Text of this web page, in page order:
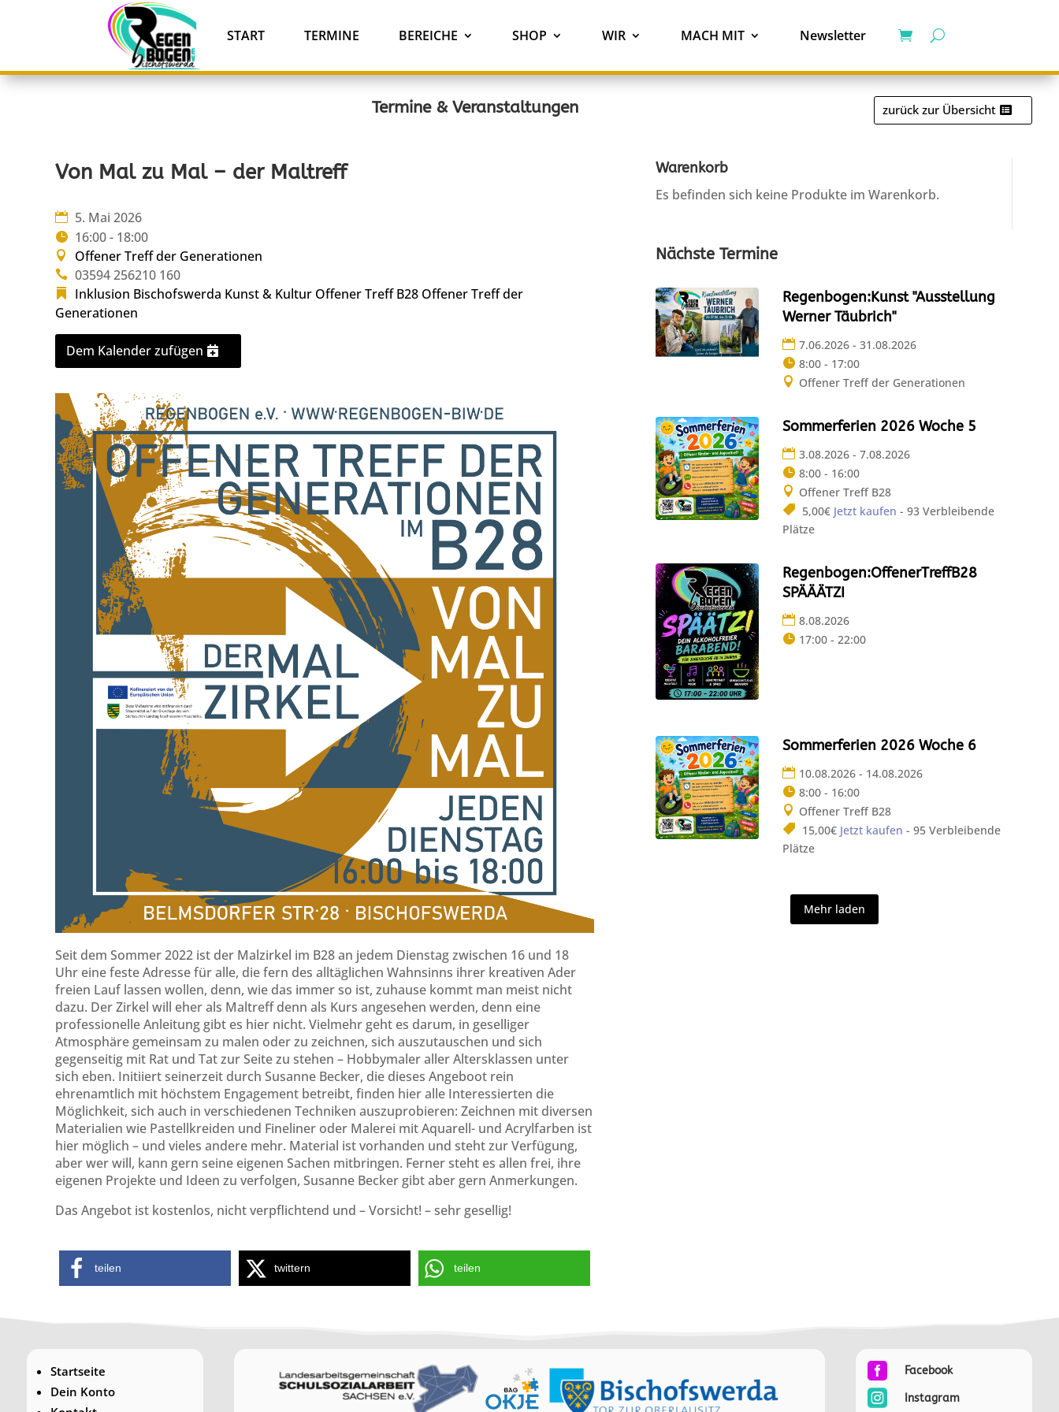
START TERMINE BEREICHE SHOP WIR MACH MIT Newsletter
Termine & Veranstaltungen zurück zur Übersicht
Von Mal zu Mal – der Maltreff
5. Mai 2026
16:00 - 18:00
Offener Treff der Generationen
03594 256210 160
Inklusion Bischofswerda Kunst & Kultur Offener Treff B28 Offener Treff der
Generationen
Dem Kalender zufügen
Seit dem Sommer 2022 ist der Malzirkel im B28 an jedem Dienstag zwischen 16 und 18
Uhr eine feste Adresse für alle, die fern des alltäglichen Wahnsinns ihrer kreativen Ader
freien Lauf lassen wollen, denn, wie das immer so ist, zuhause kommt man meist nicht
dazu. Der Zirkel will eher als Maltreff denn als Kurs angesehen werden, denn eine
professionelle Anleitung gibt es hier nicht. Vielmehr geht es darum, in geselliger
Atmosphäre gemeinsam zu malen oder zu zeichnen, sich auszutauschen und sich
gegenseitig mit Rat und Tat zur Seite zu stehen – Hobbymaler aller Altersklassen unter
sich eben. Initiiert seinerzeit durch Susanne Becker, die dieses Angeboot rein
ehrenamtlich mit höchstem Engagement betreibt, finden hier alle Interessierten die
Möglichkeit, sich auch in verschiedenen Techniken auszuprobieren: Zeichnen mit diversen
Materialien wie Pastellkreiden und Fineliner oder Malerei mit Aquarell- und Acrylfarben ist
hier möglich – und vieles andere mehr. Material ist vorhanden und steht zur Verfügung,
aber wer will, kann gern seine eigenen Sachen mitbringen. Ferner steht es allen frei, ihre
eigenen Projekte und Ideen zu verfolgen, Susanne Becker gibt aber gern Anmerkungen.
Das Angebot ist kostenlos, nicht verpflichtend und – Vorsicht! – sehr gesellig!
teilen twittern teilen
Warenkorb
Es befinden sich keine Produkte im Warenkorb.
Nächste Termine
Regenbogen:Kunst "Ausstellung
Werner Täubrich"
7.06.2026 - 31.08.2026
8:00 - 17:00
Offener Treff der Generationen
Sommerferien 2026 Woche 5
3.08.2026 - 7.08.2026
8:00 - 16:00
Offener Treff B28
5,00€ Jetzt kaufen - 93 Verbleibende
Plätze
Regenbogen:OffenerTreffB28
SPÄÄÄTZI
8.08.2026
17:00 - 22:00
Sommerferien 2026 Woche 6
10.08.2026 - 14.08.2026
8:00 - 16:00
Offener Treff B28
15,00€ Jetzt kaufen - 95 Verbleibende
Plätze
Mehr laden
Startseite
Dein Konto
 Facebook
 Instagram